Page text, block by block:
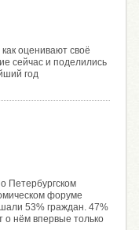
оценивают своё
сейчас и поделились
год
Петербургском
форуме
53% граждан. 47%
о нём впервые только